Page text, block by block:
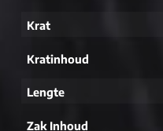
Krat
Kratinhoud
Lengte
Zak Inhoud